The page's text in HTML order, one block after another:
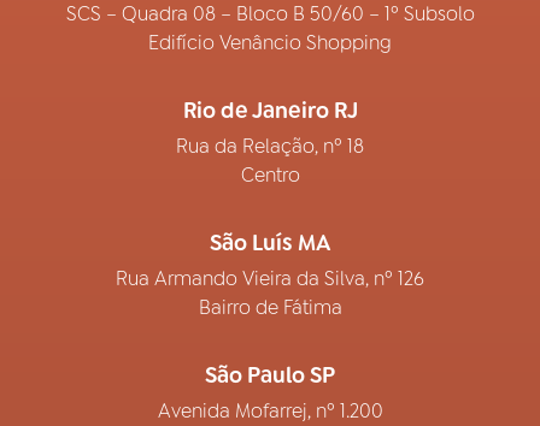
SCS – Quadra 08 – Bloco B 50/60 – 1º Subsolo
Edifício Venâncio Shopping
Rio de Janeiro RJ
Rua da Relação, nº 18
Centro
São Luís MA
Rua Armando Vieira da Silva, nº 126
Bairro de Fátima
São Paulo SP
Avenida Mofarrej, nº 1.200